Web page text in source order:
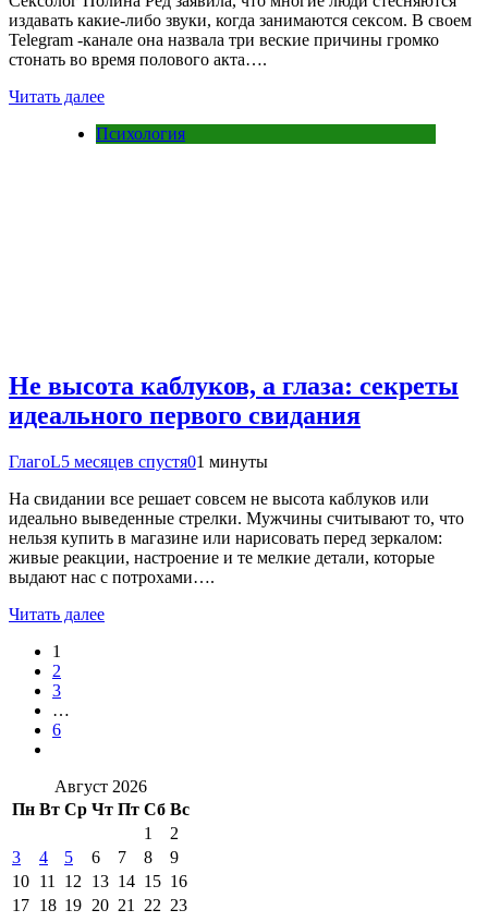
издавать какие-либо звуки, когда занимаются сексом. В своем
Telegram -канале она назвала три веские причины громко
стонать во время полового акта….
Читать далее
Психология
Не высота каблуков, а глаза: секреты
идеального первого свидания
ГлагоL5 месяцев спустя01 минуты
На свидании все решает совсем не высота каблуков или
идеально выведенные стрелки. Мужчины считывают то, что
нельзя купить в магазине или нарисовать перед зеркалом:
живые реакции, настроение и те мелкие детали, которые
выдают нас с потрохами….
Читать далее
1
2
3
…
6
Август 2026
Пн Вт Ср Чт Пт Сб Вс
1
2
3
4 5 6 7 8
9
10 11 12 13 14 15 16
17 18 19 20 21 22 23